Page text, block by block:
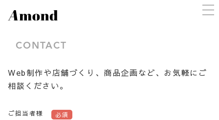
CONTACT
Web制作や店舗づくり、商品企画など、お気軽にご
相談ください。
ご担当者様 必須